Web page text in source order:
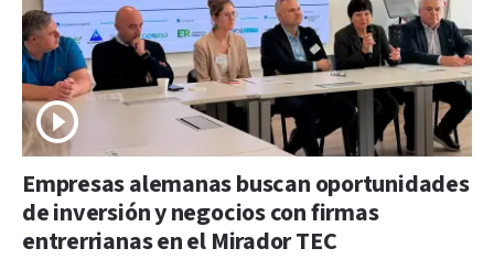
Empresas alemanas buscan oportunidades
de inversión y negocios con firmas
entrerrianas en el Mirador TEC